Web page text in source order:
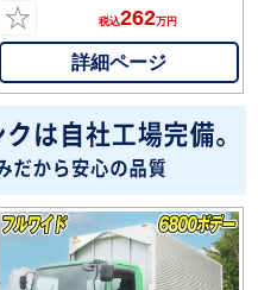
☆ 税込262万円
詳細ページ